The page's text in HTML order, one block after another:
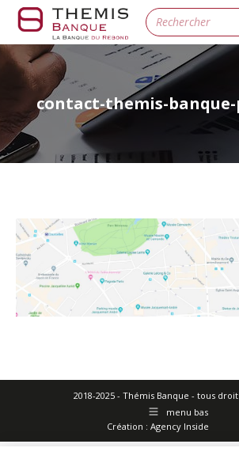
Search:
contact-themis-banque-
2018-2025 - Thémis Banque - tous
menu bas
Création : Agency Inside